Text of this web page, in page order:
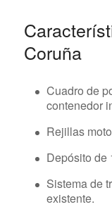
Coruña
Cuadro de
contenedor
Rejillas
Depósito de
Sistema de
existente.